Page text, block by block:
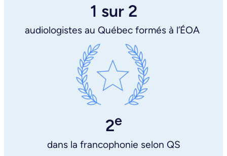
1 sur 2
audiologistes au Québec formés à l’ÉOA
2e
dans la francophonie selon QS